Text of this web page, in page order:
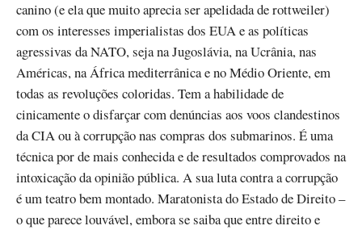
canino (e ela que muito aprecia ser apelidada de rottweiler)
com os interesses imperialistas dos EUA e as políticas
agressivas da NATO, seja na Jugoslávia, na Ucrânia, nas
Américas, na África mediterrânica e no Médio Oriente, em
todas as revoluções coloridas. Tem a habilidade de
cinicamente o disfarçar com denúncias aos voos clandestinos
da CIA ou à corrupção nas compras dos submarinos. É uma
técnica por de mais conhecida e de resultados comprovados na
intoxicação da opinião pública. A sua luta contra a corrupção
é um teatro bem montado. Maratonista do Estado de Direito –
o que parece louvável, embora se saiba que entre direito e